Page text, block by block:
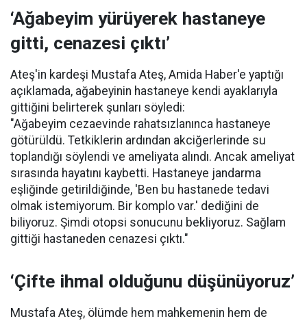
‘Ağabeyim yürüyerek hastaneye
gitti, cenazesi çıktı’
Ateş'in kardeşi Mustafa Ateş, Amida Haber'e yaptığı
açıklamada, ağabeyinin hastaneye kendi ayaklarıyla
gittiğini belirterek şunları söyledi:
"Ağabeyim cezaevinde rahatsızlanınca hastaneye
götürüldü. Tetkiklerin ardından akciğerlerinde su
toplandığı söylendi ve ameliyata alındı. Ancak ameliyat
sırasında hayatını kaybetti. Hastaneye jandarma
eşliğinde getirildiğinde, 'Ben bu hastanede tedavi
olmak istemiyorum. Bir komplo var.' dediğini de
biliyoruz. Şimdi otopsi sonucunu bekliyoruz. Sağlam
gittiği hastaneden cenazesi çıktı."
‘Çifte ihmal olduğunu düşünüyoruz’
Mustafa Ateş, ölümde hem mahkemenin hem de